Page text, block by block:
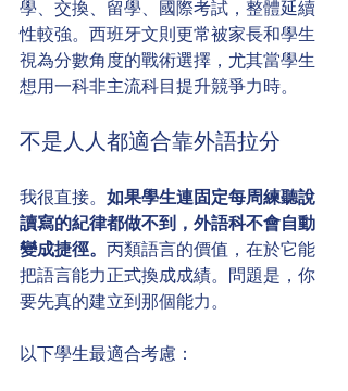
學、交換、留學、國際考試，整體延續
性較強。西班牙文則更常被家長和學生
視為分數角度的戰術選擇，尤其當學生
想用一科非主流科目提升競爭力時。
不是人人都適合靠外語拉分
我很直接。 如果學生連固定每周練聽說
讀寫的紀律都做不到，外語科不會自動
變成捷徑。 丙類語言的價值，在於它能
把語言能力正式換成成績。問題是，你
要先真的建立到那個能力。
以下學生最適合考慮：